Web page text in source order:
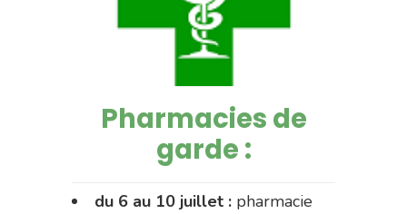
Pharmacies de
garde :
du 6 au 10 juillet : pharmacie